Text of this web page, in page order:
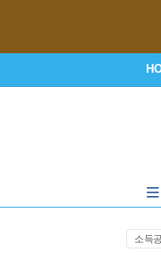
소득